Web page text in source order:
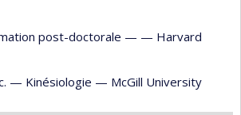
post-doctorale — — Harvard
— Kinésiologie — McGill University